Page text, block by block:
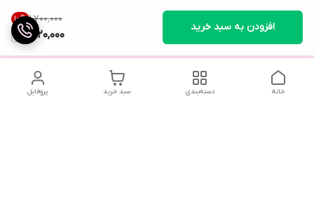
۱٬۷۰۰٬۰۰۰ 10%
1,520,000
افزودن به سبد خرید
پروفایل سبد خرید دسته‌بندی خانه